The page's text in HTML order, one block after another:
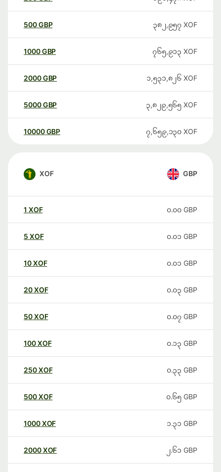
500GBP ၃၈၂,၉၅၇ XOF
1000GBP ၇၆၅,၉၁၃ XOF
2000GBP ၁,၅၃၁,၈၂၆ XOF
5000GBP ၃,၈၂၉,၅၆၅ XOF
10000 GBP ၇,၆၅၉,၁၃၀ XOF
XOF GBP
1 XOF ၀.၀၀ GBP
5 XOF ၀.၀၁ GBP
10XOF ၀.၀၁ GBP
20XOF ၀.၀၃ GBP
50XOF ၀.၀၇ GBP
100XOF ၀.၁၃ GBP
250XOF ၀.၃၃ GBP
500XOF ၀.၆၅ GBP
1000XOF ၁.၃၁ GBP
2000XOF ၂.၆၁ GBP